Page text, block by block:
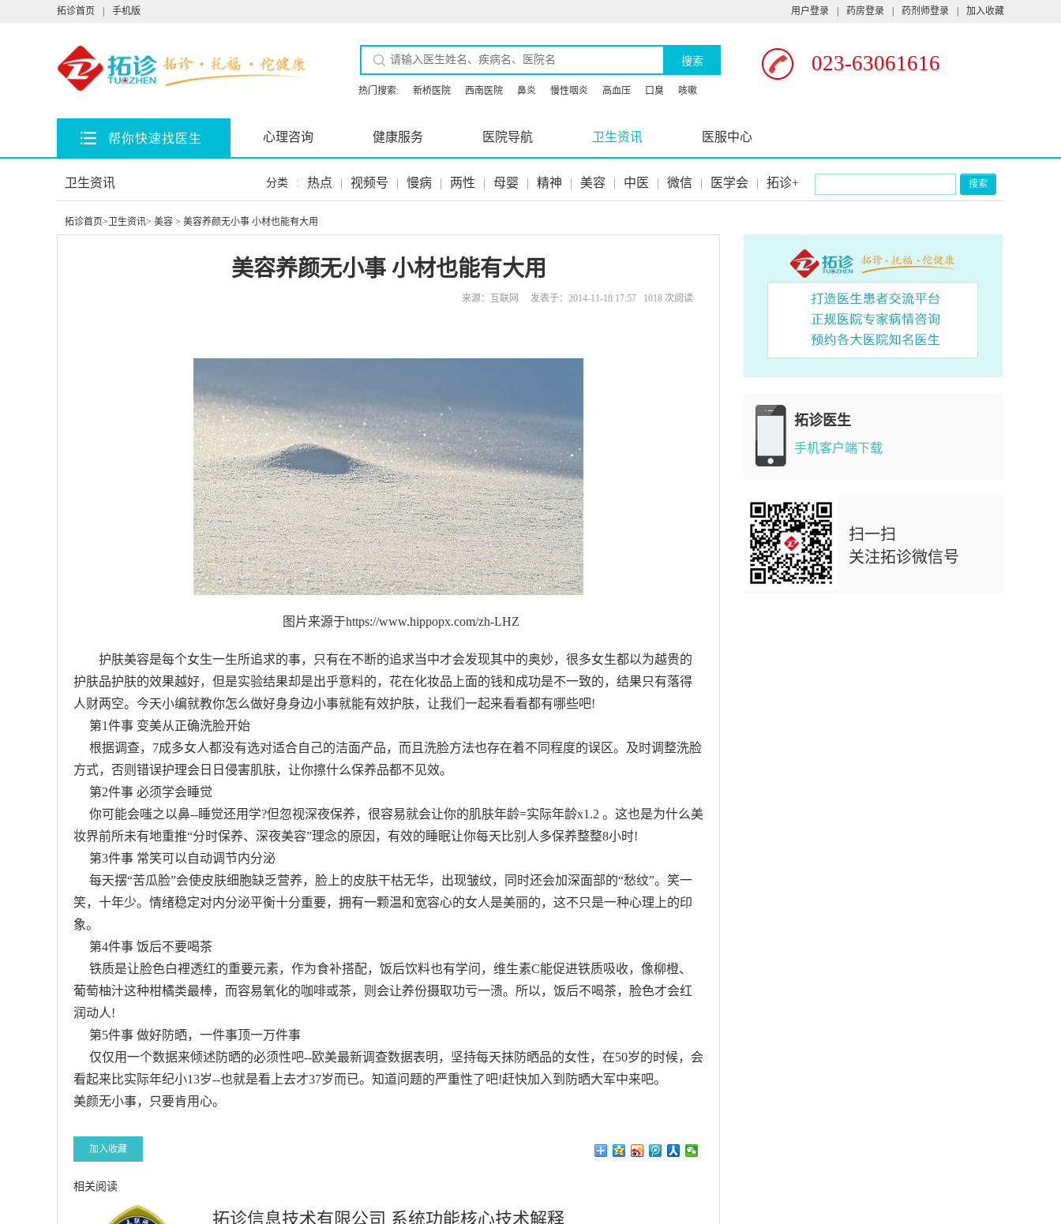
拓诊首页 手机版 用户登录 药房登录 药剂师登录 加入收藏
搜索 023-63061616
热门搜索: 新桥医院 西南医院 鼻炎 慢性咽炎 高血压 口臭 咳嗽
帮你快速找医生 心理咨询 健康服务 医院导航 卫生资讯 医服中心
卫生资讯 分类 : 热点 | 视频号 | 慢病 | 两性 | 母婴 | 精神 | 美容 | 中医 | 微信 | 医学会 | 拓诊+ 搜索
拓诊首页> 卫生资讯> 美容 > 美容养颜无小事 小材也能有大用
美容养颜无小事 小材也能有大用
来源：互联网 发表于：2014-11-18 17:57 1018 次阅读
图片来源于https://www.hippopx.com/zh-LHZ
护肤美容是每个女生一生所追求的事，只有在不断的追求当中才会发现其中的奥妙，很多女生都以为越贵的
护肤品护肤的效果越好，但是实验结果却是出乎意料的，花在化妆品上面的钱和成功是不一致的，结果只有落得
人财两空。今天小编就教你怎么做好身身边小事就能有效护肤，让我们一起来看看都有哪些吧!
第1件事 变美从正确洗脸开始
根据调查，7成多女人都没有选对适合自己的洁面产品，而且洗脸方法也存在着不同程度的误区。及时调整洗脸
方式，否则错误护理会日日侵害肌肤，让你擦什么保养品都不见效。
第2件事 必须学会睡觉
你可能会嗤之以鼻--睡觉还用学?但忽视深夜保养，很容易就会让你的肌肤年龄=实际年龄x1.2 。这也是为什么美
妆界前所未有地重推“分时保养、深夜美容”理念的原因，有效的睡眠让你每天比别人多保养整整8小时!
第3件事 常笑可以自动调节内分泌
每天摆“苦瓜脸”会使皮肤细胞缺乏营养，脸上的皮肤干枯无华，出现皱纹，同时还会加深面部的“愁纹”。笑一
笑，十年少。情绪稳定对内分泌平衡十分重要，拥有一颗温和宽容心的女人是美丽的，这不只是一种心理上的印
象。
第4件事 饭后不要喝茶
铁质是让脸色白裡透红的重要元素，作为食补搭配，饭后饮料也有学问，维生素C能促进铁质吸收，像柳橙、
葡萄柚汁这种柑橘类最棒，而容易氧化的咖啡或茶，则会让养份摄取功亏一溃。所以，饭后不喝茶，脸色才会红
润动人!
第5件事 做好防晒，一件事顶一万件事
仅仅用一个数据来倾述防晒的必须性吧--欧美最新调查数据表明，坚持每天抹防晒品的女性，在50岁的时候，会
看起来比实际年纪小13岁--也就是看上去才37岁而已。知道问题的严重性了吧!赶快加入到防晒大军中来吧。
美颜无小事，只要肯用心。
加入收藏
相关阅读
拓诊信息技术有限公司 系统功能核心技术解释
拓诊医生
手机客户端下载
扫一扫
关注拓诊微信号